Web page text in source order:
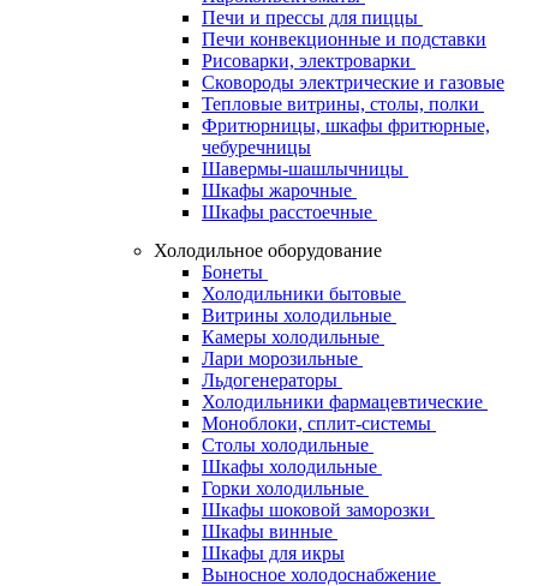
Печи и прессы для пиццы
Печи конвекционные и подставки
Рисоварки, электроварки
Сковороды электрические и газовые
Тепловые витрины, столы, полки
Фритюрницы, шкафы фритюрные,
чебуречницы
Шавермы-шашлычницы
Шкафы жарочные
Шкафы расстоечные
Холодильное оборудование
Бонеты
Холодильники бытовые
Витрины холодильные
Камеры холодильные
Лари морозильные
Льдогенераторы
Холодильники фармацевтические
Моноблоки, сплит-системы
Столы холодильные
Шкафы холодильные
Горки холодильные
Шкафы шоковой заморозки
Шкафы винные
Шкафы для икры
Выносное холодоснабжение